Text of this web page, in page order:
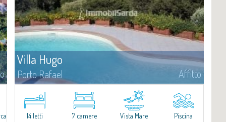
Villa Hugo
Porto Rafael Affitto
Nell'esclusiva e pittoresca località di Porto Rafael, sorge Villa Hugo,
una delle più ampie ville di Porto Rafael, affascinante proprietà
caratterizzata da un'invidiabile posizione panoramica...
14 letti 7 camere Vista Mare Piscina